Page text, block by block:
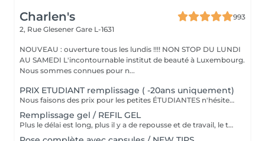
Charlen's
993
2, Rue Glesener Gare L-1631
NOUVEAU : ouverture tous les lundis !!!! NON STOP DU LUNDI
AU SAMEDI L'incontournable institut de beauté à Luxembourg.
Nous sommes connues pour n...
PRIX ETUDIANT remplissage ( -20ans uniquement)
Nous faisons des prix pour les petites ÉTUDIANTES n'hésitez pas a passer
Remplissage gel / REFIL GEL
Plus le délai est long, plus il y a de repousse et de travail, le tarif s'adapte donc au temps écoulé depuis votre dernier rendez-vous. Merci de choisir le remplissage adapté